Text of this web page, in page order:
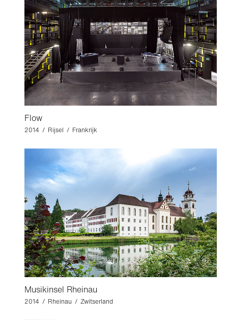
Flow
2014 / Rijsel / Frankrijk
Musikinsel Rheinau
2014 / Rheinau / Zwitserland